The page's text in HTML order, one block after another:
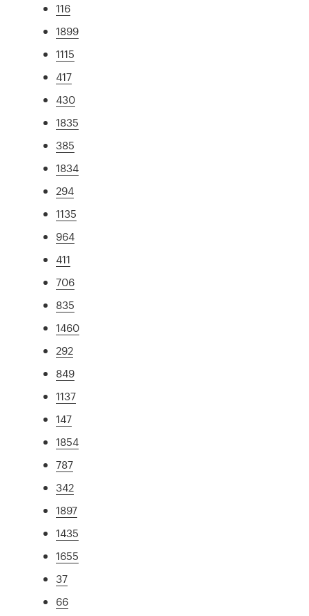
116
1899
1115
417
430
1835
385
1834
294
1135
964
411
706
835
1460
292
849
1137
147
1854
787
342
1897
1435
1655
37
66